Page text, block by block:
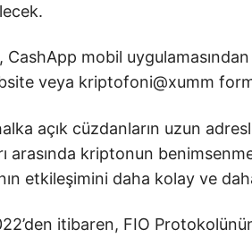
CashApp mobil
veya kriptofoni@xumm
açık cüzdanların uzun
arasında kriptonun
etkileşimini daha kolay ve
itibaren, FIO